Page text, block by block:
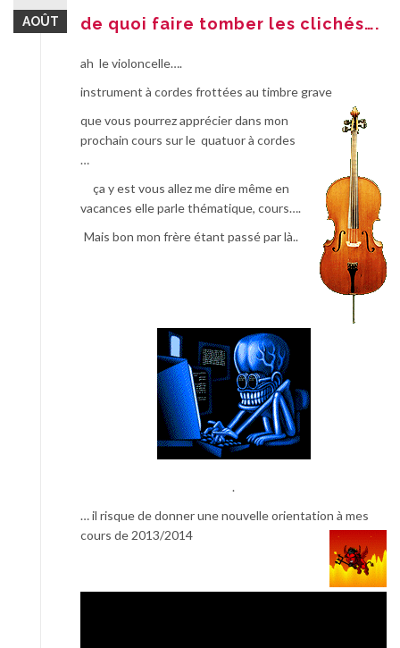
AOÛT de quoi faire tomber les clichés….
ah le violoncelle….
instrument à cordes frottées au timbre grave
que vous pourrez apprécier dans mon
prochain cours sur le quatuor à cordes
…
ça y est vous allez me dire même en
vacances elle parle thématique, cours….
Mais bon mon frère étant passé par là..
.
… il risque de donner une nouvelle orientation à mes
cours de 2013/2014